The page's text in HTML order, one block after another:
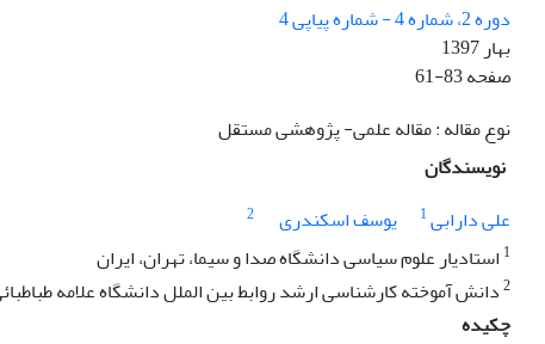
دوره 2، شماره 4 - شماره پیاپی 4
بهار 1397
صفحه61-83
نوع مقاله : مقاله علمی- پژوهشی مستقل
نویسندگان
علی دارابی1 یوسف اسکندری
2
1 استادیار علوم سیاسی دانشگاه صدا و سیما، تهران، ایران
2دانش آموخته کارشناسی ارشد روابط بین الملل دانشگاه علامه
چکیده